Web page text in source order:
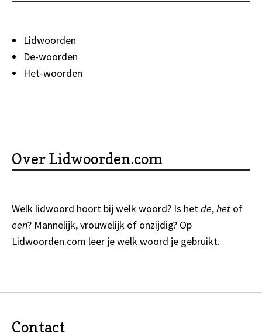
Lidwoorden
De-woorden
Het-woorden
Over Lidwoorden.com
Welk lidwoord hoort bij welk woord? Is hetde,het of
een? Mannelijk, vrouwelijk of onzijdig? Op
Lidwoorden.com leer je welk woord je gebruikt.
Contact